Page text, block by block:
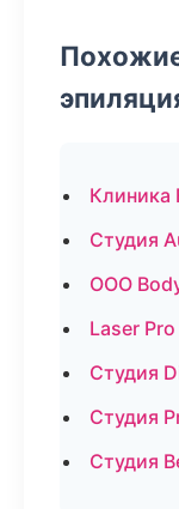
Клиника
Студия
ООО
Laser
Студия
Студия
Студия